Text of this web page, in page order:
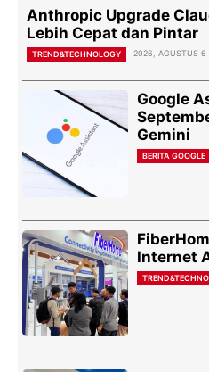
Anthropic Upgrade
Lebih Cepat dan Pintar
TREND&TECHNOLOGY 2026, AGUSTUS 6
Google
Gemini
BERITA GOOGLE
Internet